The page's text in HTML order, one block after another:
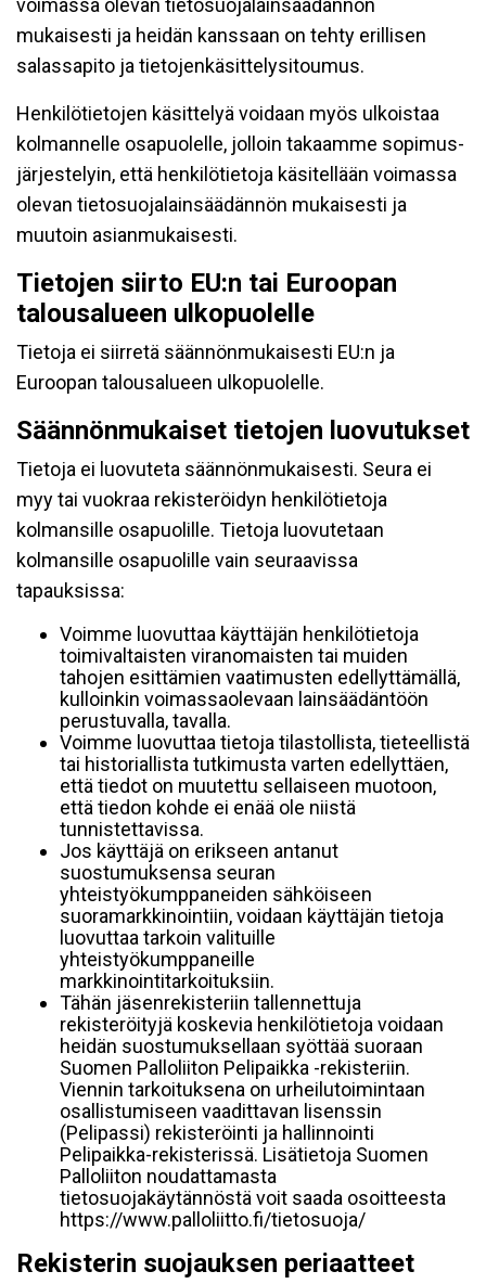
voimassa olevan tietosuojalainsäädännön
mukaisesti ja heidän kanssaan on tehty erillisen
salassapito ja tietojenkäsittelysitoumus.
Henkilötietojen käsittelyä voidaan myös ulkoistaa
kolmannelle osapuolelle, jolloin takaamme sopimus-
järjestelyin, että henkilötietoja käsitellään voimassa
olevan tietosuojalainsäädännön mukaisesti ja
muutoin asianmukaisesti.
Tietojen siirto EU:n tai Euroopan
talousalueen ulkopuolelle
Tietoja ei siirretä säännönmukaisesti EU:n ja
Euroopan talousalueen ulkopuolelle.
Säännönmukaiset tietojen luovutukset
Tietoja ei luovuteta säännönmukaisesti. Seura ei
myy tai vuokraa rekisteröidyn henkilötietoja
kolmansille osapuolille. Tietoja luovutetaan
kolmansille osapuolille vain seuraavissa
tapauksissa:
Voimme luovuttaa käyttäjän henkilötietoja
toimivaltaisten viranomaisten tai muiden
tahojen esittämien vaatimusten edellyttämällä,
kulloinkin voimassaolevaan lainsäädäntöön
perustuvalla, tavalla.
Voimme luovuttaa tietoja tilastollista, tieteellistä
tai historiallista tutkimusta varten edellyttäen,
että tiedot on muutettu sellaiseen muotoon,
että tiedon kohde ei enää ole niistä
tunnistettavissa.
Jos käyttäjä on erikseen antanut
suostumuksensa seuran
yhteistyökumppaneiden sähköiseen
suoramarkkinointiin, voidaan käyttäjän tietoja
luovuttaa tarkoin valituille
yhteistyökumppaneille
markkinointitarkoituksiin.
Tähän jäsenrekisteriin tallennettuja
rekisteröityjä koskevia henkilötietoja voidaan
heidän suostumuksellaan syöttää suoraan
Suomen Palloliiton Pelipaikka -rekisteriin.
Viennin tarkoituksena on urheilutoimintaan
osallistumiseen vaadittavan lisenssin
(Pelipassi) rekisteröinti ja hallinnointi
Pelipaikka-rekisterissä. Lisätietoja Suomen
Palloliiton noudattamasta
tietosuojakäytännöstä voit saada osoitteesta
https://www.palloliitto.fi/tietosuoja/
Rekisterin suojauksen periaatteet